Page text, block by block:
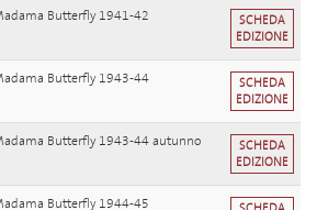
Butterfly 1941-42
SCHEDA
EDIZIONE
Butterfly 1943-44
SCHEDA
EDIZIONE
Butterfly 1943-44 autunno
SCHEDA
EDIZIONE
Butterfly 1944-45